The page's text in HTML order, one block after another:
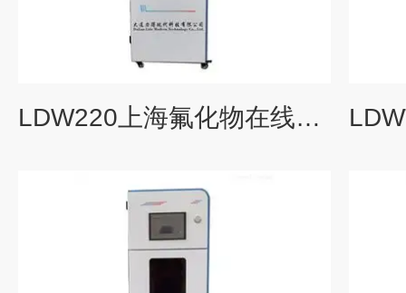
LDW220上海氟化物在线检测仪